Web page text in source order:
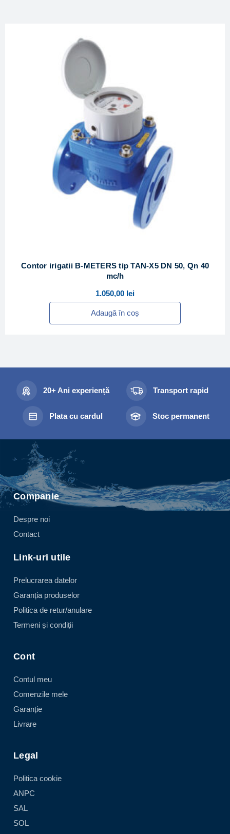
Contor irigatii B-METERS tip TAN-X5 DN 50, Qn 40
mc/h
1.050,00 lei
Adaugă în coș
20+ Ani experiență Transport rapid
Plata cu cardul Stoc permanent
Companie
Despre noi
Contact
Link-uri utile
Prelucrarea datelor
Garanția produselor
Politica de retur/anulare
Termeni și condiții
Cont
Contul meu
Comenzile mele
Garanție
Livrare
Legal
Politica cookie
ANPC
SAL
SOL